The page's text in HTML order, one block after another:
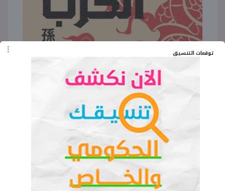
توقعات التنسيق
ويجمع العمل بين التشويق والإثارة في حبكة
متسلسلة من المواقف التي تتصارع فيها الحقائق مع
الغموض، وهو ما يجعل مسلسل «فن الحرب» من أكثر